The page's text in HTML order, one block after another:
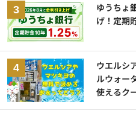
ゆうちょ
げ！定期
ウエルシ
ルウォー
使えるク